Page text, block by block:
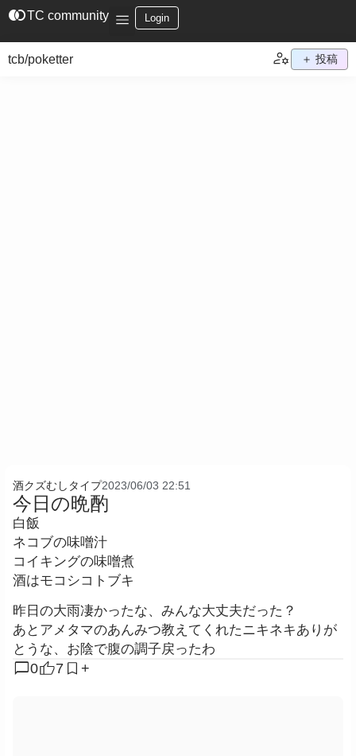
join_leftTC community Login
tcb/poketter ＋ 投稿
酒クズむしタイプ2023/06/03 22:51
今日の晩酌
白飯
ネコブの味噌汁
コイキングの味噌煮
酒はモコシコトブキ
昨日の大雨凄かったな、みんな大丈夫だった？
あとアメタマのあんみつ教えてくれたニキネキありが
とうな、お陰で腹の調子戻ったわ
chat_bubble0 7 +